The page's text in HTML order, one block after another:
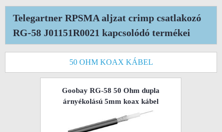
Telegartner RPSMA aljzat crimp csatlakozó
RG-58 J01151R0021 kapcsolódó termékei
50 OHM KOAX KÁBEL
Goobay RG-58 50 Ohm dupla
árnyékolású 5mm koax kábel